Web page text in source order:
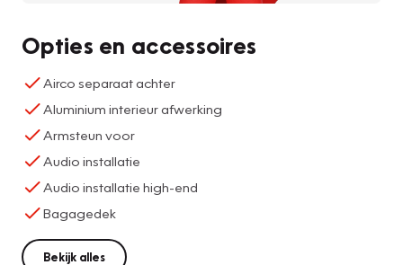
Opties en accessoires
Airco separaat achter
Aluminium interieur afwerking
Armsteun voor
Audio installatie
Audio installatie high-end
Bagagedek
Bekijk alles